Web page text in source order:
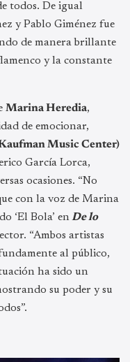
todos. De igual
y Pablo Giménez fue
de manera brillante
y la constante
Marina Heredia,
de emocionar,
Music Center)
García Lorca,
ocasiones. “No
con la voz de Marina
‘El Bola’ enDe lo
“Ambos artistas
al público,
ha sido un
su poder y su